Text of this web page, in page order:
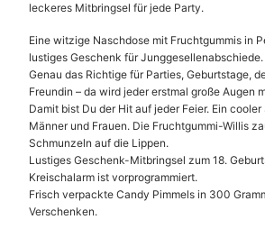
leckeres Mitbringsel für jede Party.
Eine witzige Naschdose mit Fruchtgummis in
lustiges Geschenk für Junggesellenabschiede.
Genau das Richtige für Parties, Geburtstage,
Freundin – da wird jeder erstmal große Augen
Damit bist Du der Hit auf jeder Feier. Ein
Männer und Frauen. Die Fruchtgummi-Willis
Schmunzeln auf die Lippen.
Lustiges Geschenk-Mitbringsel zum 18.
Kreischalarm ist vorprogrammiert.
Frisch verpackte Candy Pimmels in 300
Verschenken.